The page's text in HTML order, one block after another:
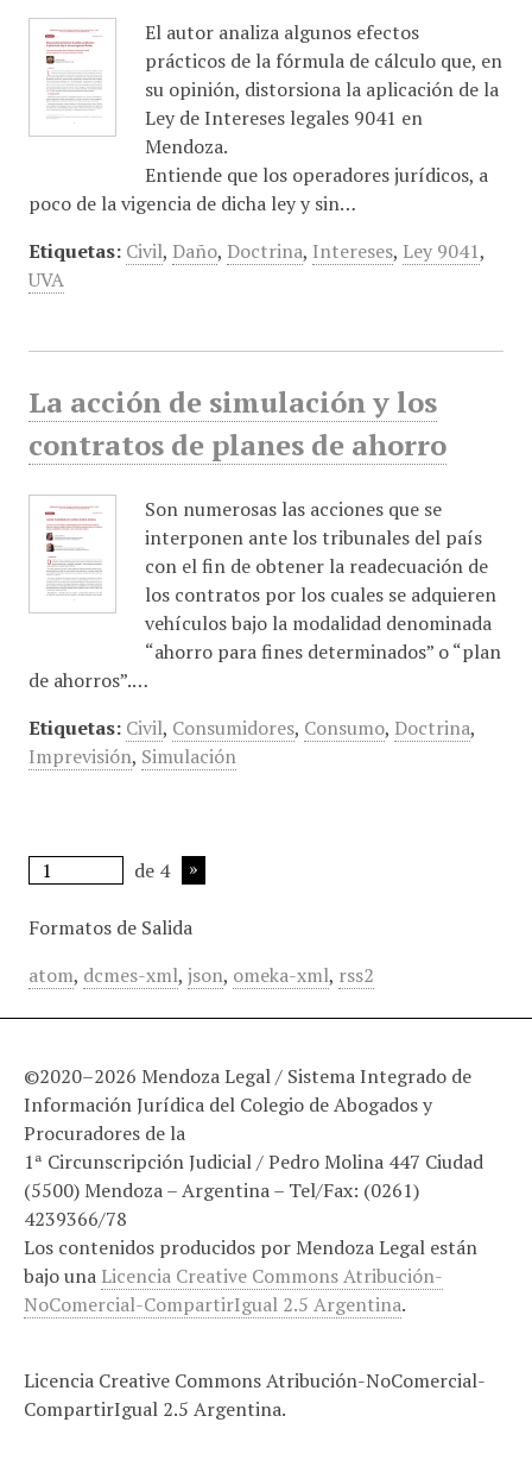
El autor analiza algunos efectos
prácticos de la fórmula de cálculo que, en
su opinión, distorsiona la aplicación de la
Ley de Intereses legales 9041 en
Mendoza.
Entiende que los operadores jurídicos, a
poco de la vigencia de dicha ley y sin…
Etiquetas: Civil, Daño, Doctrina, Intereses, Ley 9041,
UVA
La acción de simulación y los
contratos de planes de ahorro
Son numerosas las acciones que se
interponen ante los tribunales del país
con el fin de obtener la readecuación de
los contratos por los cuales se adquieren
vehículos bajo la modalidad denominada
“ahorro para fines determinados” o “plan
de ahorros”.…
Etiquetas: Civil, Consumidores, Consumo, Doctrina,
Imprevisión, Simulación
de 4
Formatos de Salida
atom, dcmes-xml, json, omeka-xml, rss2
©2020–2026 Mendoza Legal / Sistema Integrado de
Información Jurídica del Colegio de Abogados y
Procuradores de la
1ª Circunscripción Judicial / Pedro Molina 447 Ciudad
(5500) Mendoza – Argentina – Tel/Fax: (0261)
4239366/78
Los contenidos producidos por Mendoza Legal están
bajo una Licencia Creative Commons Atribución-
NoComercial-CompartirIgual 2.5 Argentina.
Licencia Creative Commons Atribución-NoComercial-
CompartirIgual 2.5 Argentina.